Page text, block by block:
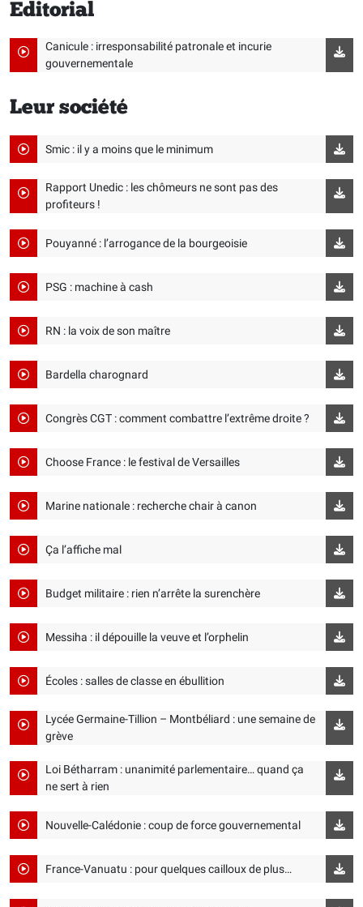
Editorial
Canicule : irresponsabilité patronale et incurie
gouvernementale
Leur société
Smic : il y a moins que le minimum
Rapport Unedic : les chômeurs ne sont pas des
profiteurs !
Pouyanné : l’arrogance de la bourgeoisie
PSG : machine à cash
RN : la voix de son maître
Bardella charognard
Congrès CGT : comment combattre l’extrême droite ?
Choose France : le festival de Versailles
Marine nationale : recherche chair à canon
Ça l’affiche mal
Budget militaire : rien n’arrête la surenchère
Messiha : il dépouille la veuve et l’orphelin
Écoles : salles de classe en ébullition
Lycée Germaine-Tillion – Montbéliard : une semaine de
grève
Loi Bétharram : unanimité parlementaire… quand ça
ne sert à rien
Nouvelle-Calédonie : coup de force gouvernemental
France-Vanuatu : pour quelques cailloux de plus…